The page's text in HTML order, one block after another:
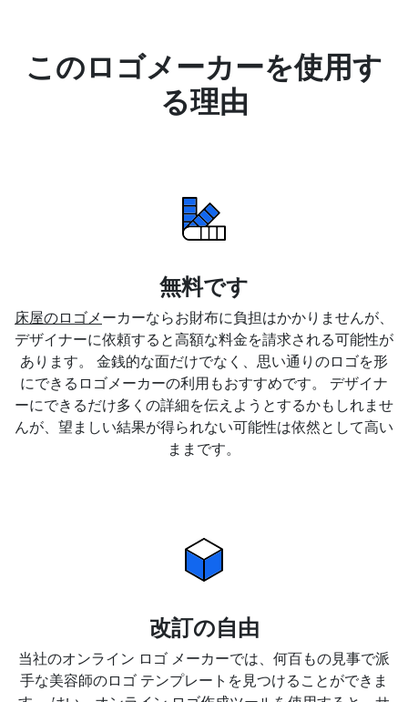
このロゴメーカーを使用す
る理由
無料です
床屋のロゴメ ーカーならお財布に負担はかかりませんが、
デザイナーに依頼すると高額な料金を請求される可能性が
あります。 金銭的な面だけでなく、思い通りのロゴを形
にできるロゴメーカーの利用もおすすめです。 デザイナ
ーにできるだけ多くの詳細を伝えようとするかもしれませ
んが、望ましい結果が得られない可能性は依然として高い
ままです。
改訂の自由
当社のオンライン ロゴ メーカーでは、何百もの見事で派
手な美容師のロゴ テンプレートを見つけることができま